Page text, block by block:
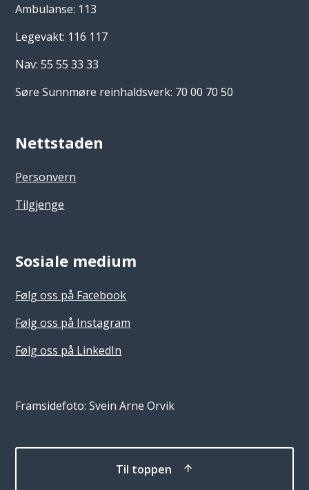
Ambulanse: 113
Legevakt: 116 117
Nav: 55 55 33 33
Søre Sunnmøre reinhaldsverk: 70 00 70 50
Nettstaden
Personvern
Tilgjenge
Sosiale medium
Følg oss på Facebook
Følg oss på Instagram
Følg oss på LinkedIn
Framsidefoto: Svein Arne Orvik
Til toppen